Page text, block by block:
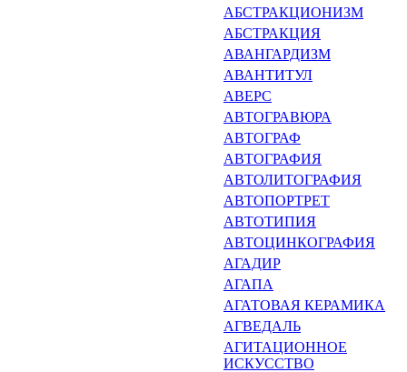
АБСТРАКЦИОНИЗМ
АБСТРАКЦИЯ
АВАНГАРДИЗМ
АВАНТИТУЛ
АВЕРС
АВТОГРАВЮРА
АВТОГРАФ
АВТОГРАФИЯ
АВТОЛИТОГРАФИЯ
АВТОПОРТРЕТ
АВТОТИПИЯ
АВТОЦИНКОГРАФИЯ
АГАДИР
АГАПА
АГАТОВАЯ КЕРАМИКА
АГВЕДАЛЬ
АГИТАЦИОННОЕ
ИСКУССТВО